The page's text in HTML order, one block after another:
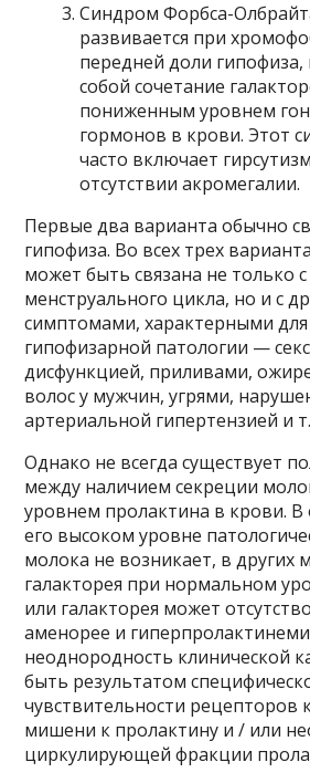
Синдром Форбса-
развивается при
передней доли гипофиза,
собой сочетание
пониженным уровнем
гормонов в крови. Этот
часто включает
отсутствии акромегалии.
Первые два варианта обычно
гипофиза. Во всех трех
может быть связана не только
менструального цикла, но и с
симптомами, характерными
гипофизарной патологии —
дисфункцией, приливами,
волос у мужчин, угрями,
артериальной гипертензией и
Однако не всегда существует
между наличием секреции
уровнем пролактина в крови. В
его высоком уровне
молока не возникает, в других
галакторея при нормальном
или галакторея может
аменорее и
неоднородность клинической
быть результатом
чувствительности рецепторов
мишени к пролактину и / или
циркулирующей фракции